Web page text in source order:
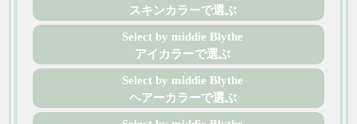
スキンカラーで選ぶ
Select by middie Blythe
アイカラーで選ぶ
Select by middie Blythe
ヘアーカラーで選ぶ